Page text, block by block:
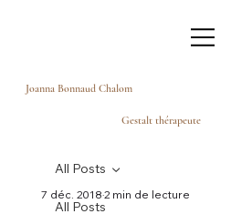
Joanna Bonnaud Chalom
Gestalt thérapeute
All Posts
All Posts
7 déc. 20182 min de lecture